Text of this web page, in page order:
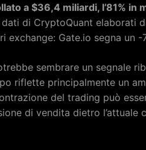
a $36,4 miliardi, l’81% in
di CryptoQuant elaborati
exchange: Gate.io segna un -
sembrare un segnale
riflette principalmente un
del trading può
di vendita dietro l’attuale